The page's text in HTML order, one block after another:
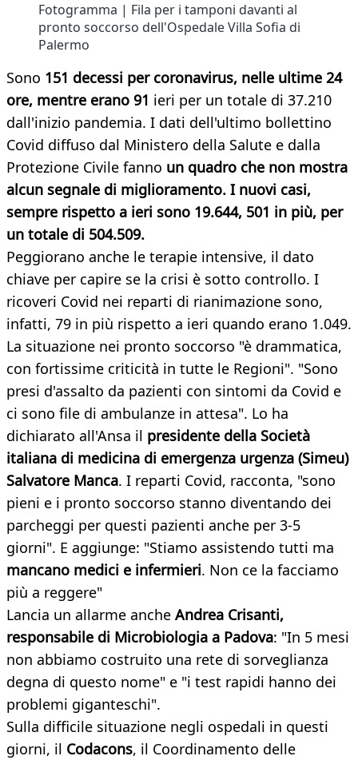
Fotogramma | Fila per i tamponi davanti al
pronto soccorso dell'Ospedale Villa Sofia di
Palermo
Sono 151 decessi per coronavirus, nelle ultime 24
ore, mentre erano 91 ieri per un totale di 37.210
dall'inizio pandemia. I dati dell'ultimo bollettino
Covid diffuso dal Ministero della Salute e dalla
Protezione Civile fanno un quadro che non mostra
alcun segnale di miglioramento. I nuovi casi,
sempre rispetto a ieri sono 19.644, 501 in più, per
un totale di 504.509.
Peggiorano anche le terapie intensive, il dato
chiave per capire se la crisi è sotto controllo. I
ricoveri Covid nei reparti di rianimazione sono,
infatti, 79 in più rispetto a ieri quando erano 1.049.
La situazione nei pronto soccorso "è drammatica,
con fortissime criticità in tutte le Regioni". "Sono
presi d'assalto da pazienti con sintomi da Covid e
ci sono file di ambulanze in attesa". Lo ha
dichiarato all'Ansa il presidente della Società
italiana di medicina di emergenza urgenza (Simeu)
Salvatore Manca. I reparti Covid, racconta, "sono
pieni e i pronto soccorso stanno diventando dei
parcheggi per questi pazienti anche per 3-5
giorni". E aggiunge: "Stiamo assistendo tutti ma
mancano medici e infermieri. Non ce la facciamo
più a reggere"
Lancia un allarme anche Andrea Crisanti,
responsabile di Microbiologia a Padova: "In 5 mesi
non abbiamo costruito una rete di sorveglianza
degna di questo nome" e "i test rapidi hanno dei
problemi giganteschi".
Sulla difficile situazione negli ospedali in questi
giorni, il Codacons, il Coordinamento delle